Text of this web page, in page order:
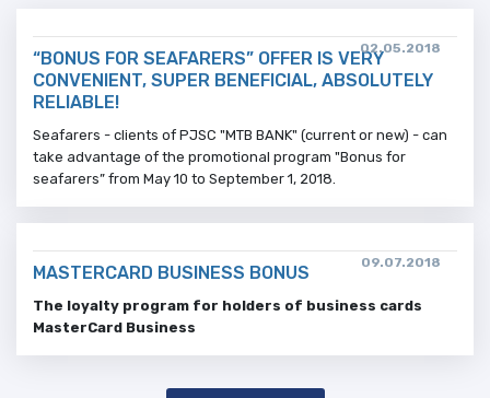
02.05.2018
“BONUS FOR SEAFARERS” OFFER IS VERY
CONVENIENT, SUPER BENEFICIAL, ABSOLUTELY
RELIABLE!
Seafarers - clients of PJSC "MTB BANK" (current or new) - can
take advantage of the promotional program "Bonus for
seafarers” from May 10 to September 1, 2018.
09.07.2018
MASTERCARD BUSINESS BONUS
The loyalty program for holders of business cards
MasterCard Business